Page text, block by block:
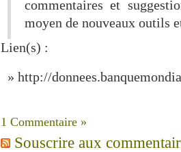
commentaires et
moyen de nouveaux outils
Lien(s) :
http://
1 Commentaire »
Souscrire aux